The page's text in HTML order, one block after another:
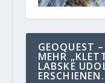
GEOQUEST
MEHR
LABSKE
ERSCHIENEN.